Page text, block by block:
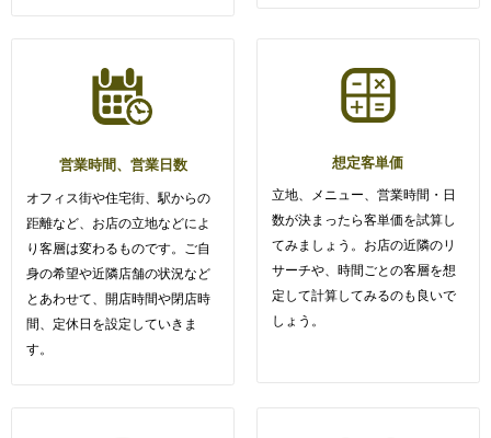
営業時間、営業日数
オフィス街や住宅街、駅からの
距離など、お店の立地などによ
り客層は変わるものです。ご自
身の希望や近隣店舗の状況など
とあわせて、開店時間や閉店時
間、定休日を設定していきま
す。
想定客単価
立地、メニュー、営業時間・日
数が決まったら客単価を試算し
てみましょう。お店の近隣のリ
サーチや、時間ごとの客層を想
定して計算してみるのも良いで
しょう。